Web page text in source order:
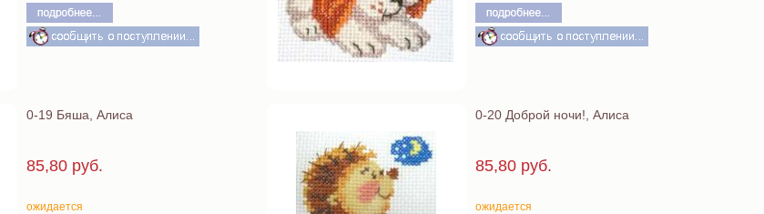
0-19 Бяша, Алиса
85,80 руб.
ожидается
0-20 Доброй ночи!, Алиса
85,80 руб.
ожидается